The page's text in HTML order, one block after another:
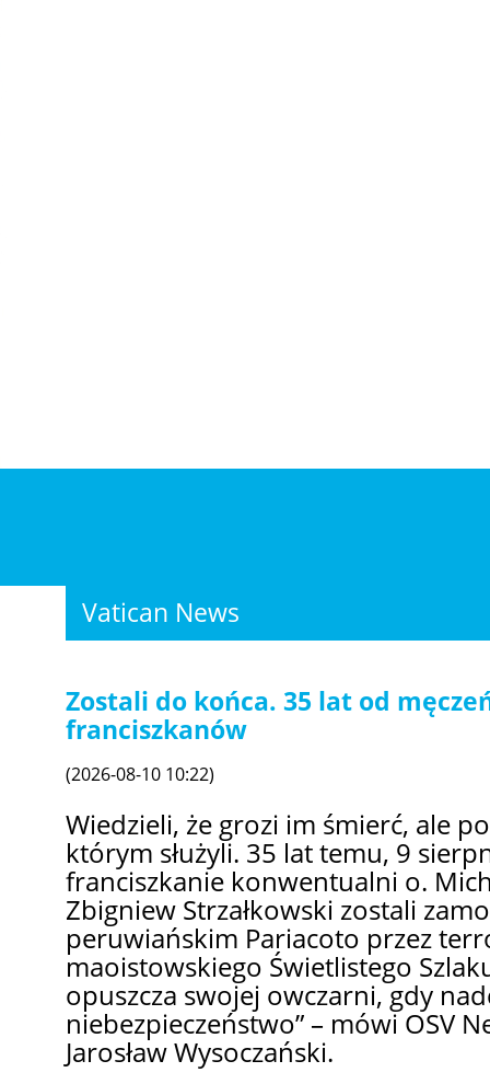
Vatican News
Zostali do końca. 35 lat od
franciszkanów
(2026-08-10 10:22)
Wiedzieli, że grozi im śmierć, ale
którym służyli. 35 lat temu, 9
franciszkanie konwentualni o.
Zbigniew Strzałkowski zostali
peruwiańskim Pariacoto przez
maoistowskiego Świetlistego
opuszcza swojej owczarni, gdy
niebezpieczeństwo” – mówi OSV
Jarosław Wysoczański.